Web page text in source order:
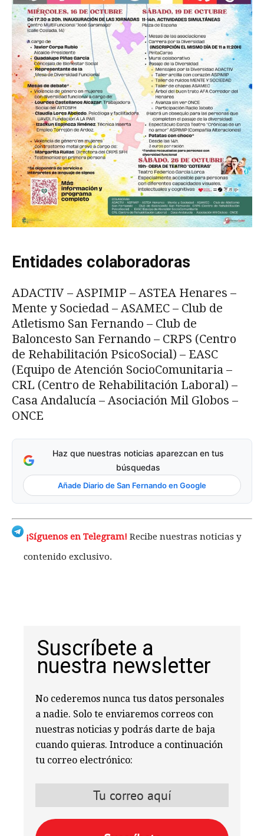
Entidades colaboradoras
ADACTIV – ASPIMIP – ASTEA Henares –
Mente y Sociedad – ASAMEC – Club de
Atletismo San Fernando – Club de
Baloncesto San Fernando – CRPS (Centro
de Rehabilitación PsicoSocial) – EASC
(Equipo de Atención SocioComunitaria –
CRL (Centro de Rehabilitación Laboral) –
Casa Andalucía – Asociación Mil Globos –
ONCE
Haz que nuestras noticias aparezcan en tus
búsquedas
Añade Diario de San Fernando en Google
¡Síguenos en Telegram! Recibe nuestras noticias y
contenido exclusivo.
Suscríbete a
nuestra newsletter
No cederemos nunca tus datos personales
a nadie. Solo te enviaremos correos con
nuestras noticias y podrás darte de baja
cuando quieras. Introduce a continuación
tu correo electrónico: